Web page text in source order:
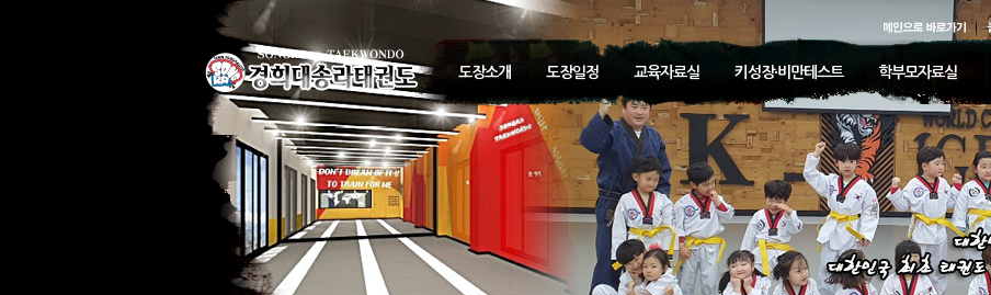
도장소개 도장일정 교육자료실 키성장·비만테스트 학부모자료실